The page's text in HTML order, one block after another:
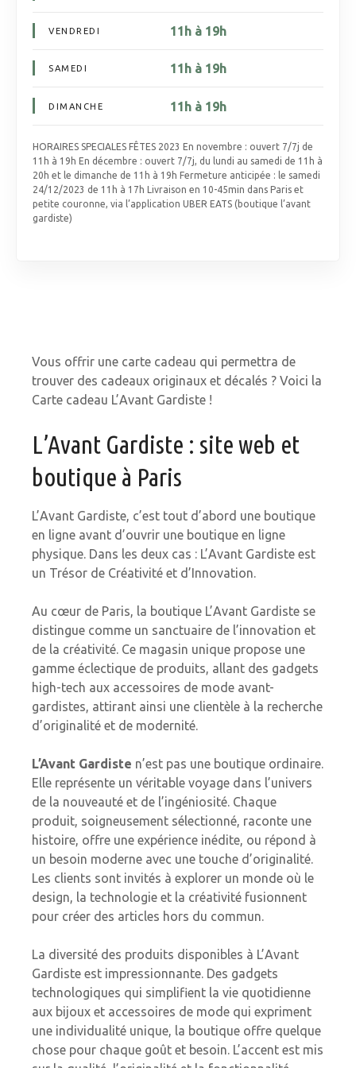
VENDREDI 11h à 19h
SAMEDI 11h à 19h
DIMANCHE 11h à 19h
HORAIRES SPECIALES FÊTES 2023 En novembre : ouvert 7/7j de
11h à 19h En décembre : ouvert 7/7j, du lundi au samedi de 11h à
20h et le dimanche de 11h à 19h Fermeture anticipée : le samedi
24/12/2023 de 11h à 17h Livraison en 10-45min dans Paris et
petite couronne, via l’application UBER EATS (boutique l’avant
gardiste)
Vous offrir une carte cadeau qui permettra de
trouver des cadeaux originaux et décalés ? Voici la
Carte cadeau L’Avant Gardiste !
L’Avant Gardiste : site web et
boutique à Paris
L’Avant Gardiste, c’est tout d’abord une boutique
en ligne avant d’ouvrir une boutique en ligne
physique. Dans les deux cas : L’Avant Gardiste est
un Trésor de Créativité et d’Innovation.
Au cœur de Paris, la boutique L’Avant Gardiste se
distingue comme un sanctuaire de l’innovation et
de la créativité. Ce magasin unique propose une
gamme éclectique de produits, allant des gadgets
high-tech aux accessoires de mode avant-
gardistes, attirant ainsi une clientèle à la recherche
d’originalité et de modernité.
L’Avant Gardiste n’est pas une boutique ordinaire.
Elle représente un véritable voyage dans l’univers
de la nouveauté et de l’ingéniosité. Chaque
produit, soigneusement sélectionné, raconte une
histoire, offre une expérience inédite, ou répond à
un besoin moderne avec une touche d’originalité.
Les clients sont invités à explorer un monde où le
design, la technologie et la créativité fusionnent
pour créer des articles hors du commun.
La diversité des produits disponibles à L’Avant
Gardiste est impressionnante. Des gadgets
technologiques qui simplifient la vie quotidienne
aux bijoux et accessoires de mode qui expriment
une individualité unique, la boutique offre quelque
chose pour chaque goût et besoin. L’accent est mis